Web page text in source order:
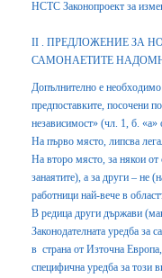
НСТС Законопроект за
ІІ . ПРЕДЛОЖЕНИЕ ЗА
САМОНАЕТИТЕ
Допълнително е необходимо
предпоставките, посочени
независимост» (чл. 1, б.
На първо място, липсва
На второ място, за някои от
занаятите), а за други – не
работници най-вече в
В редица други държави
Законодателната уредба за
в страна от Източна
специфична уредба за този